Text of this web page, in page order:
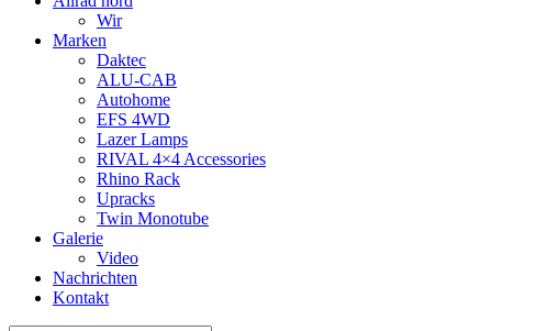
Wir
Marken
Daktec
ALU-CAB
Autohome
EFS 4WD
Lazer Lamps
RIVAL 4×4 Accessories
Rhino Rack
Upracks
Twin Monotube
Galerie
Video
Nachrichten
Kontakt